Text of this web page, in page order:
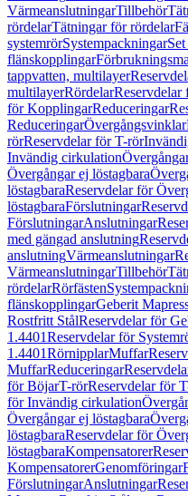
VärmeanslutningarTillbehör
rördelarTätningar för rördelar
systemrörSystempackningar
flänskopplingar
tappvatten, multilayer
multilayerRördelarReservdelar
för KopplingarReduceringar
ReduceringarÖvergångsvinklar
rörReservdelar för T-rör
Invändig cirkulation
Övergångar ej löstagbara
löstagbaraReservdelar för
löstagbaraFörslutningar
FörslutningarAnslutningar
med gängad anslutning
anslutningVärmeanslutningar
VärmeanslutningarTillbehör
rördelarRörfästen
flänskopplingarGeberit
Rostfritt StålReservdelar för
1.4401Reservdelar för
1.4401RörnipplarMuffar
MuffarReduceringar
för BöjarT-rörReservdelar för
för Invändig cirkulation
Övergångar ej löstagbara
löstagbaraReservdelar för
löstagbaraKompensatorer
KompensatorerGenomföringar
FörslutningarAnslutningar